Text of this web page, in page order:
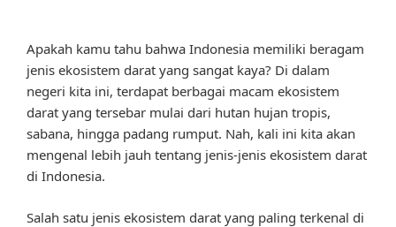
Apakah kamu tahu bahwa Indonesia memiliki beragam
jenis ekosistem darat yang sangat kaya? Di dalam
negeri kita ini, terdapat berbagai macam ekosistem
darat yang tersebar mulai dari hutan hujan tropis,
sabana, hingga padang rumput. Nah, kali ini kita akan
mengenal lebih jauh tentang jenis-jenis ekosistem darat
di Indonesia.
Salah satu jenis ekosistem darat yang paling terkenal di